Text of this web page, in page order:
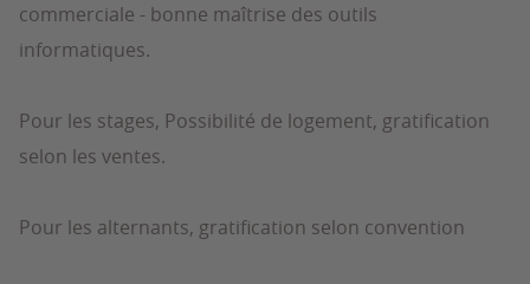
commerciale - bonne maîtrise des outils
informatiques.
Pour les stages, Possibilité de logement, gratification
selon les ventes.
Pour les alternants, gratification selon convention